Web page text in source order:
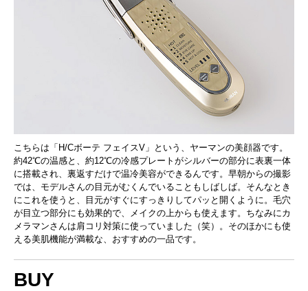
こちらは「H/Cボーテ フェイスV」という、ヤーマンの美顔器です。
約42℃の温感と、約12℃の冷感プレートがシルバーの部分に表裏一体
に搭載され、裏返すだけで温冷美容ができるんです。早朝からの撮影
では、モデルさんの目元がむくんでいることもしばしば。そんなとき
にこれを使うと、目元がすぐにすっきりしてパッと開くように。毛穴
が目立つ部分にも効果的で、メイクの上からも使えます。ちなみにカ
メラマンさんは肩コリ対策に使っていました（笑）。そのほかにも使
える美肌機能が満載な、おすすめの一品です。
BUY